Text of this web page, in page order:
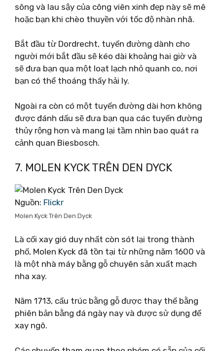
sông và lau sậy của công viên xinh đẹp này sẽ mê
hoặc bạn khi chèo thuyền với tốc độ nhàn nhã.
Bắt đầu từ Dordrecht, tuyến đường dành cho
người mới bắt đầu sẽ kéo dài khoảng hai giờ và
sẽ đưa bạn qua một loạt lạch nhỏ quanh co, nơi
bạn có thể thoáng thấy hải ly.
Ngoài ra còn có một tuyến đường dài hơn không
được đánh dấu sẽ đưa bạn qua các tuyến đường
thủy rộng hơn và mang lại tầm nhìn bao quát ra
cảnh quan Biesbosch.
7. MOLEN KYCK TRÊN DEN DYCK
Nguồn: Flickr
Molen Kyck Trên Den Dyck
Là cối xay gió duy nhất còn sót lại trong thành
phố, Molen Kyck đã tồn tại từ những năm 1600 và
là một nhà máy bằng gỗ chuyên sản xuất mạch
nha xay.
Năm 1713, cấu trúc bằng gỗ được thay thế bằng
phiên bản bằng đá ngày nay và được sử dụng để
xay ngô.